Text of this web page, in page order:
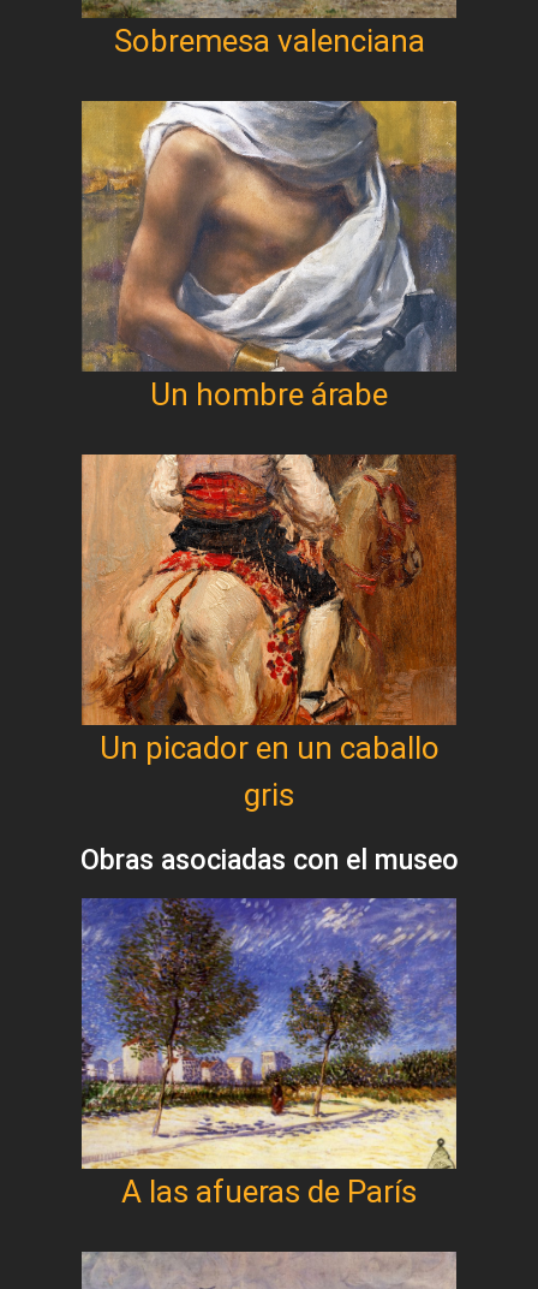
Sobremesa valenciana
Un hombre árabe
Un picador en un caballo
gris
Obras asociadas con el museo
A las afueras de París